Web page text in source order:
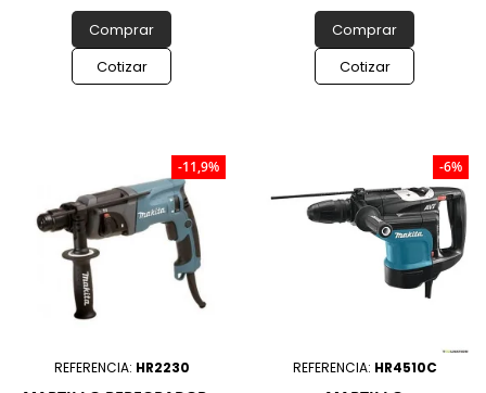
Comprar
Cotizar
Comprar
Cotizar
REFERENCIA: HR2230
-11,9%
REFERENCIA: HR4510C
-6%